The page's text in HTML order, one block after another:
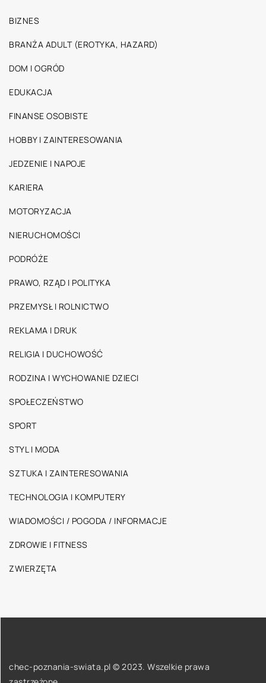
BIZNES
BRANŻA ADULT (EROTYKA, HAZARD)
DOM I OGRÓD
EDUKACJA
FINANSE OSOBISTE
HOBBY I ZAINTERESOWANIA
JEDZENIE I NAPOJE
KARIERA
MOTORYZACJA
NIERUCHOMOŚCI
PODRÓŻE
PRAWO, RZĄD I POLITYKA
PRZEMYSŁ I ROLNICTWO
REKLAMA I DRUK
RELIGIA I DUCHOWOŚĆ
RODZINA I WYCHOWANIE DZIECI
SPOŁECZEŃSTWO
SPORT
STYL I MODA
SZTUKA I ZAINTERESOWANIA
TECHNOLOGIA I KOMPUTERY
WIADOMOŚCI / POGODA / INFORMACJE
ZDROWIE I FITNESS
ZWIERZĘTA
chec-poznania-swiata.pl © 2023. Wszelkie prawa